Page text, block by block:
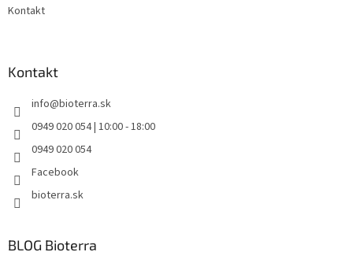
Kontakt
Kontakt
info@bioterra.sk
0949 020 054 | 10:00 - 18:00
0949 020 054
Facebook
bioterra.sk
BLOG Bioterra